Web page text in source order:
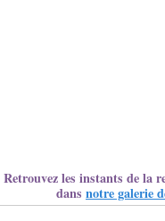
Retrouvez les instants de la
dans notre galerie